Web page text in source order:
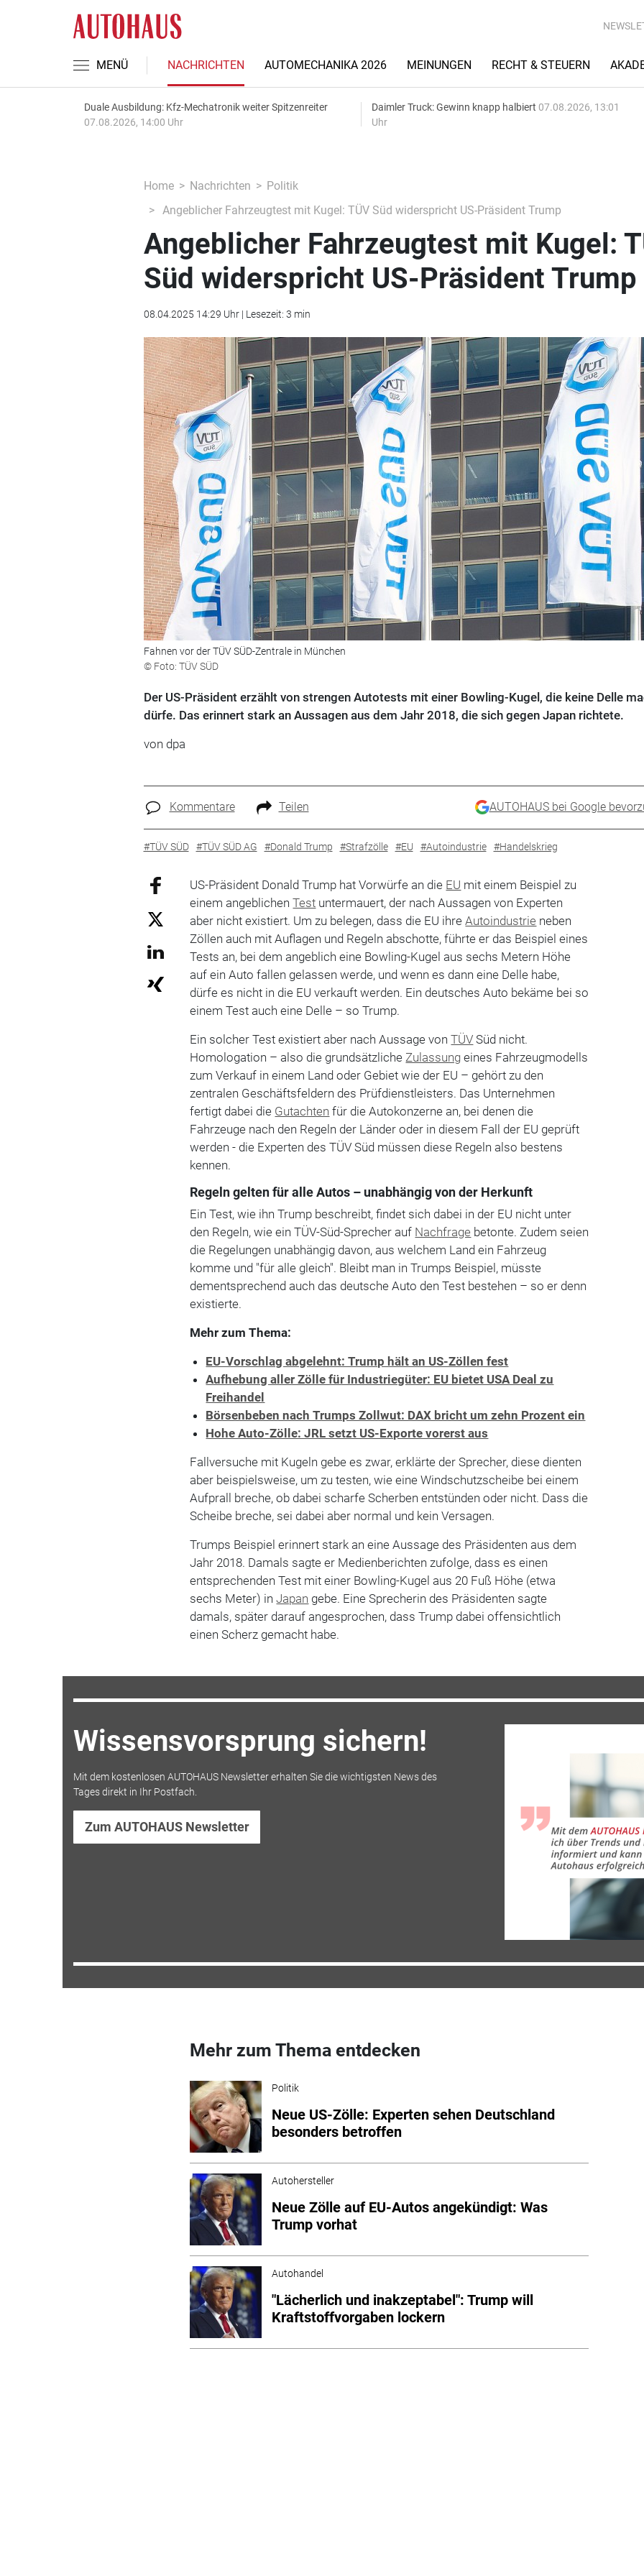
MENÜ NACHRICHTEN AUTOMECHANIKA 2026 MEINUNGEN RECHT & STEUERN
Duale Ausbildung: Kfz-Mechatronik weiter Spitzenreiter
07.08.2026, 14:00 Uhr
Daimler Truck: Gewinn knapp halbiert 07.08.2026, 13:01
Uhr
Home Nachrichten
Politik
Angeblicher Fahrzeugtest mit Kugel: TÜV Süd widerspricht US-Präsident Trump
Angeblicher Fahrzeugtest mit Kugel:
Süd widerspricht US-Präsident Trump
08.04.2025 14:29 Uhr | Lesezeit: 3 min
Fahnen vor der TÜV SÜD-Zentrale in München
© Foto: TÜV SÜD
Der US-Präsident erzählt von strengen Autotests mit einer Bowling-Kugel, die keine Delle
dürfe. Das erinnert stark an Aussagen aus dem Jahr 2018, die sich gegen Japan richtete.
von dpa
Kommentare Teilen AUTOHAUS bei Google
#TÜV SÜD #TÜV SÜD AG #Donald Trump #Strafzölle #EU #Autoindustrie #Handelskrieg
US-Präsident Donald Trump hat Vorwürfe an die EU mit einem Beispiel zu
einem angeblichenTest untermauert, der nach Aussagen von Experten
aber nicht existiert. Um zu belegen, dass die EU ihreAutoindustrie neben
Zöllen auch mit Auflagen und Regeln abschotte, führte er das Beispiel eines
Tests an, bei dem angeblich eine Bowling-Kugel aus sechs Metern Höhe
auf ein Auto fallen gelassen werde, und wenn es dann eine Delle habe,
dürfe es nicht in die EU verkauft werden. Ein deutsches Auto bekäme bei so
einem Test auch eine Delle – so Trump.
Ein solcher Test existiert aber nach Aussage vonTÜV Süd nicht.
Homologation – also die grundsätzliche Zulassung eines Fahrzeugmodells
zum Verkauf in einem Land oder Gebiet wie der EU – gehört zu den
zentralen Geschäftsfeldern des Prüfdienstleisters. Das Unternehmen
fertigt dabei die Gutachten für die Autokonzerne an, bei denen die
Fahrzeuge nach den Regeln der Länder oder in diesem Fall der EU geprüft
werden - die Experten des TÜV Süd müssen diese Regeln also bestens
kennen.
Regeln gelten für alle Autos – unabhängig von der Herkunft
Ein Test, wie ihn Trump beschreibt, findet sich dabei in der EU nicht unter
den Regeln, wie ein TÜV-Süd-Sprecher auf Nachfrage betonte. Zudem seien
die Regelungen unabhängig davon, aus welchem Land ein Fahrzeug
komme und "für alle gleich". Bleibt man in Trumps Beispiel, müsste
dementsprechend auch das deutsche Auto den Test bestehen – so er denn
existierte.
Mehr zum Thema:
EU-Vorschlag abgelehnt: Trump hält an US-Zöllen fest
Aufhebung aller Zölle für Industriegüter: EU bietet USA Deal zu
Freihandel
Börsenbeben nach Trumps Zollwut: DAX bricht um zehn Prozent ein
Hohe Auto-Zölle: JRL setzt US-Exporte vorerst aus
Fallversuche mit Kugeln gebe es zwar, erklärte der Sprecher, diese dienten
aber beispielsweise, um zu testen, wie eine Windschutzscheibe bei einem
Aufprall breche, ob dabei scharfe Scherben entstünden oder nicht. Dass die
Scheibe breche, sei dabei aber normal und kein Versagen.
Trumps Beispiel erinnert stark an eine Aussage des Präsidenten aus dem
Jahr 2018. Damals sagte er Medienberichten zufolge, dass es einen
entsprechenden Test mit einer Bowling-Kugel aus 20 Fuß Höhe (etwa
sechs Meter) inJapan gebe. Eine Sprecherin des Präsidenten sagte
damals, später darauf angesprochen, dass Trump dabei offensichtlich
einen Scherz gemacht habe.
Wissensvorsprung sichern!
Mit dem kostenlosen AUTOHAUS Newsletter erhalten Sie die wichtigsten News des
Tages direkt in Ihr Postfach.
Zum AUTOHAUS Newsletter
Mehr zum Thema entdecken
Politik
Neue US-Zölle: Experten sehen Deutschland
besonders betroffen
Autohersteller
Neue Zölle auf EU-Autos angekündigt: Was
Trump vorhat
Autohandel
"Lächerlich und inakzeptabel": Trump will
Kraftstoffvorgaben lockern